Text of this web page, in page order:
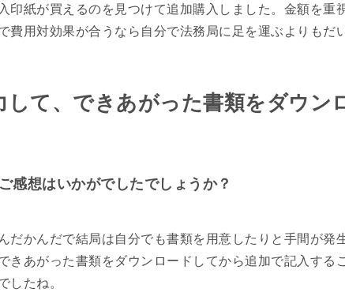
印紙が買えるのを見つけて追加購入しました。金額を重
費用対効果が合うなら自分で法務局に足を運ぶよりもだ
して、できあがった書類をダウン
感想はいかがでしたでしょうか？
だかんだで結局は自分でも書類を用意したりと手間が発
きあがった書類をダウンロードしてから追加で記入する
したね。